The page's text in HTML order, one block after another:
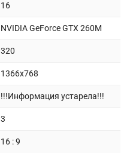
16
NVIDIA GeForce GTX 260M
320
1366x768
!!!Информация устарела!!!
3
16 : 9